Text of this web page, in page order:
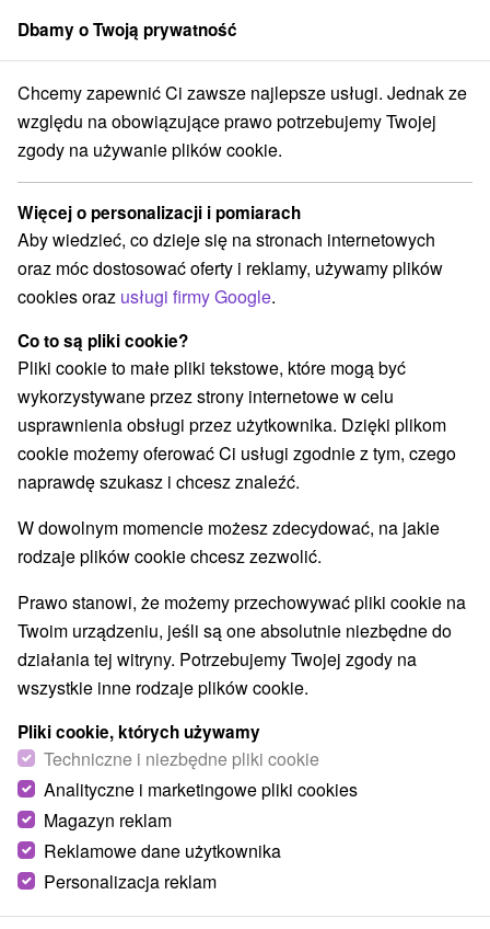
członek grupySorger
Bratislavský kraj Bratislava - Petržalka Jezioro Veľký Draždiak
Jezioro Veľký Draždiak
Wyświetl stronę internetową
Przejdź do
Bratislava - PetržalkaGPS:
N +48° 6' 13.44''
E +17° 6' 44.67''
Region turystyczny
Západné Slovensko, Bratislava a okolie, Južné Slovensko,
Malé Karpaty, Bratislavský kraj
Znalazłeś błąd lub chcesz polecić nam nową atrakcję
Dbamy o Twoją prywatność
Chcemy zapewnić Ci zawsze najlepsze usługi. Jednak ze
względu na obowiązujące prawo potrzebujemy Twojej
zgody na używanie plików cookie.
Więcej o personalizacji i pomiarach
Aby wiedzieć, co dzieje się na stronach internetowych
oraz móc dostosować oferty i reklamy, używamy plików
cookies oraz usługi firmy Google.
Co to są pliki cookie?
Pliki cookie to małe pliki tekstowe, które mogą być
wykorzystywane przez strony internetowe w celu
usprawnienia obsługi przez użytkownika. Dzięki plikom
cookie możemy oferować Ci usługi zgodnie z tym, czego
naprawdę szukasz i chcesz znaleźć.
W dowolnym momencie możesz zdecydować, na jakie
rodzaje plików cookie chcesz zezwolić.
Prawo stanowi, że możemy przechowywać pliki cookie na
Twoim urządzeniu, jeśli są one absolutnie niezbędne do
działania tej witryny. Potrzebujemy Twojej zgody na
wszystkie inne rodzaje plików cookie.
Pliki cookie, których używamy
Techniczne i niezbędne pliki cookie
Analityczne i marketingowe pliki cookies
Magazyn reklam
Reklamowe dane użytkownika
Personalizacja reklam